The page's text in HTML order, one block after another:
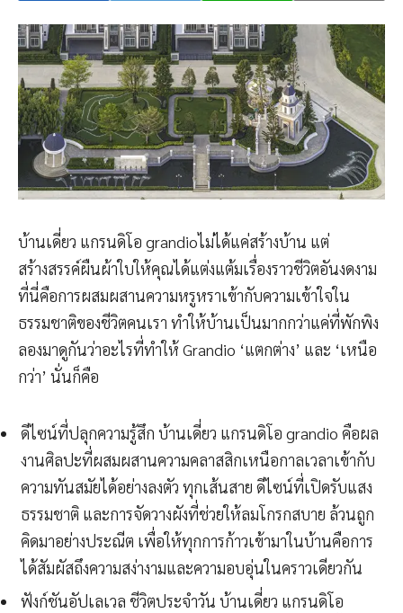
บ้านเดี่ยว แกรนดิโอ grandioไม่ได้แค่สร้างบ้าน แต่
สร้างสรรค์ผืนผ้าใบให้คุณได้แต่งแต้มเรื่องราวชีวิตอันงดงาม
ที่นี่คือการผสมผสานความหรูหราเข้ากับความเข้าใจใน
ธรรมชาติของชีวิตคนเรา ทำให้บ้านเป็นมากกว่าแค่ที่พักพิง
ลองมาดูกันว่าอะไรที่ทำให้ Grandio ‘แตกต่าง’ และ ‘เหนือ
กว่า’ นั่นก็คือ
ดีไซน์ที่ปลุกความรู้สึก บ้านเดี่ยว แกรนดิโอ grandio คือผล
งานศิลปะที่ผสมผสานความคลาสสิกเหนือกาลเวลาเข้ากับ
ความทันสมัยได้อย่างลงตัว ทุกเส้นสาย ดีไซน์ที่เปิดรับแสง
ธรรมชาติ และการจัดวางผังที่ช่วยให้ลมโกรกสบาย ล้วนถูก
คิดมาอย่างประณีต เพื่อให้ทุกการก้าวเข้ามาในบ้านคือการ
ได้สัมผัสถึงความสง่างามและความอบอุ่นในคราวเดียวกัน
ฟังก์ชันอัปเลเวล ชีวิตประจำวัน บ้านเดี่ยว แกรนดิโอ